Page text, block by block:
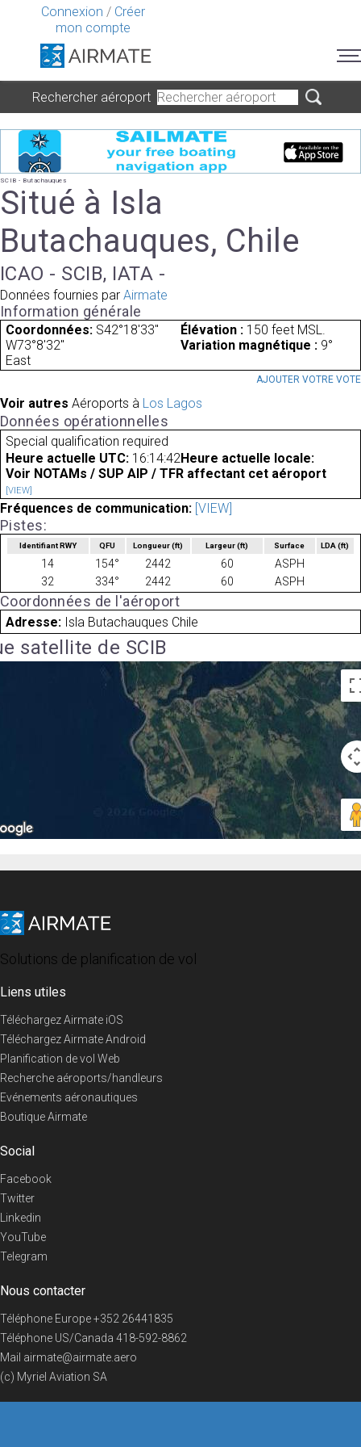
Connexion / Créer
mon compte
Rechercher aéroport
SCIB - Butachauques
Situé à Isla
Butachauques, Chile
ICAO - SCIB, IATA -
Données fournies par Airmate
Information générale
Coordonnées: S42°18'33"
W73°8'32"
Élévation : 150 feet MSL.
Variation magnétique : 9°
East
AJOUTER VOTRE VOTE
Voir autres Aéroports à Los Lagos
Données opérationnelles
Special qualification required
Heure actuelle UTC: 16:14:42Heure actuelle locale:
Voir NOTAMs / SUP AIP / TFR affectant cet aéroport
[VIEW]
Fréquences de communication: [VIEW]
Pistes:
Identifiant RWY QFU Longueur(ft) Largeur(ft) Surface LDA(ft)
14 154° 2442 60
ASPH
32
334° 2442 60 ASPH
Coordonnées de l'aéroport
Adresse: Isla Butachauques Chile
satellite de SCIB
Solutions de planification de vol
Liens utiles
Téléchargez Airmate iOS
Téléchargez Airmate Android
Planification de vol Web
Recherche aéroports/handleurs
Evénements aéronautiques
Boutique Airmate
Social
Facebook
Twitter
Linkedin
YouTube
Telegram
Nous contacter
Téléphone Europe+352 26441835
Téléphone US/Canada 418-592-8862
Mail airmate@airmate.aero
(c) Myriel Aviation SA